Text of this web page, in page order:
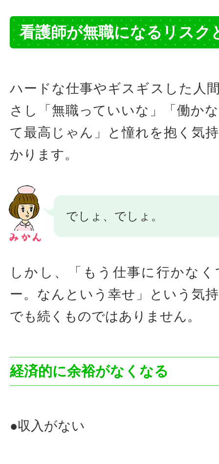
看護師が無職になるリスク
ハードな仕事やギスギスした人
さし「無職っていいな」「働か
て最高じゃん」と憧れを抱く気
かります。
でしょ、でしょ。
しかし、「もう仕事に行かな
ー。なんという幸せ」という気
でも続くものではありません。
経済的に余裕がなくなる
●収入がない